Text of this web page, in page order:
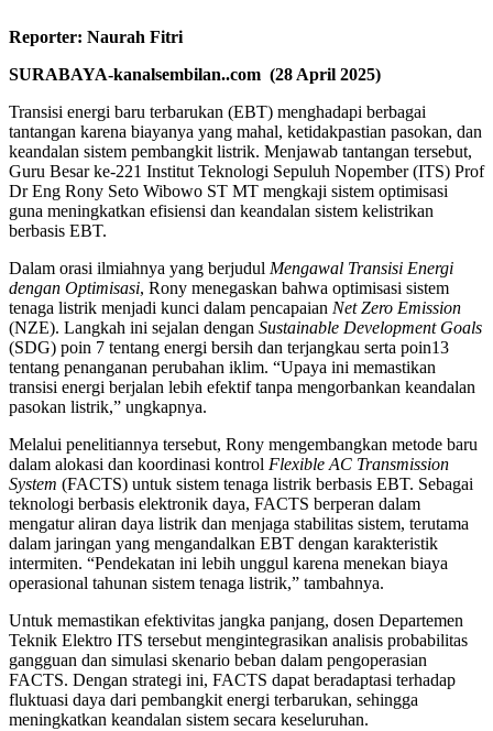
Reporter: Naurah Fitri
SURABAYA-kanalsembilan..com (28 April 2025)
Transisi energi baru terbarukan (EBT) menghadapi berbagai
tantangan karena biayanya yang mahal, ketidakpastian pasokan, dan
keandalan sistem pembangkit listrik. Menjawab tantangan tersebut,
Guru Besar ke-221 Institut Teknologi Sepuluh Nopember (ITS) Prof
Dr Eng Rony Seto Wibowo ST MT mengkaji sistem optimisasi
guna meningkatkan efisiensi dan keandalan sistem kelistrikan
berbasis EBT.
Dalam orasi ilmiahnya yang berjudul Mengawal Transisi Energi
dengan Optimisasi, Rony menegaskan bahwa optimisasi sistem
tenaga listrik menjadi kunci dalam pencapaian Net Zero Emission
(NZE). Langkah ini sejalan dengan Sustainable Development Goals
(SDG) poin 7 tentang energi bersih dan terjangkau serta poin13
tentang penanganan perubahan iklim. “Upaya ini memastikan
transisi energi berjalan lebih efektif tanpa mengorbankan keandalan
pasokan listrik,” ungkapnya.
Melalui penelitiannya tersebut, Rony mengembangkan metode baru
dalam alokasi dan koordinasi kontrol Flexible AC Transmission
System (FACTS) untuk sistem tenaga listrik berbasis EBT. Sebagai
teknologi berbasis elektronik daya, FACTS berperan dalam
mengatur aliran daya listrik dan menjaga stabilitas sistem, terutama
dalam jaringan yang mengandalkan EBT dengan karakteristik
intermiten. “Pendekatan ini lebih unggul karena menekan biaya
operasional tahunan sistem tenaga listrik,” tambahnya.
Untuk memastikan efektivitas jangka panjang, dosen Departemen
Teknik Elektro ITS tersebut mengintegrasikan analisis probabilitas
gangguan dan simulasi skenario beban dalam pengoperasian
FACTS. Dengan strategi ini, FACTS dapat beradaptasi terhadap
fluktuasi daya dari pembangkit energi terbarukan, sehingga
meningkatkan keandalan sistem secara keseluruhan.